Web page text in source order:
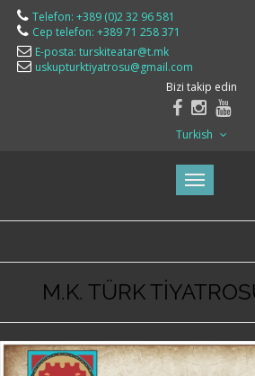
Telefon: +389 (0)2 32 96 581
Cep telefon: +389 71 258 371
E-posta: turskiteatar@t.mk
uskupturktiyatrosu@gmail.com
Bizi takip edin
Turkish
M.K. TÜRK